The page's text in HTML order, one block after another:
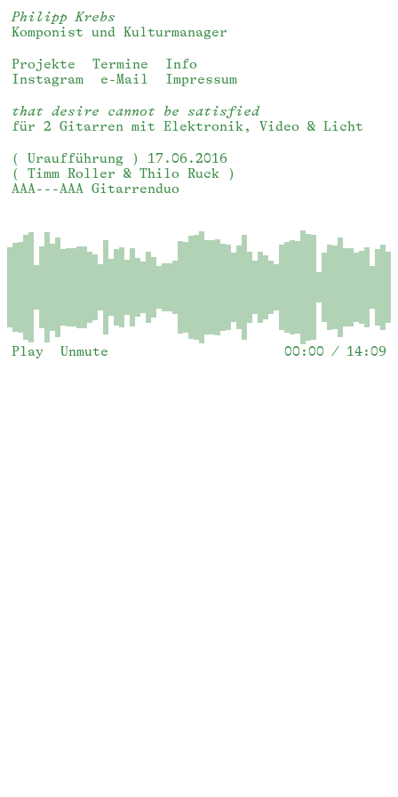
Philipp Krebs
Komponist und Kulturmanager
Projekte Termine
Info
Instagram
e-Mail Impressum
that desire cannot be satisfied
für 2 Gitarren mit Elektronik, Video & Licht
( Uraufführung ) 17.06.2016
( Timm Roller & Thilo Ruck )
AAA---AAA Gitarrenduo
Play Unmute 00:00 / 14:09